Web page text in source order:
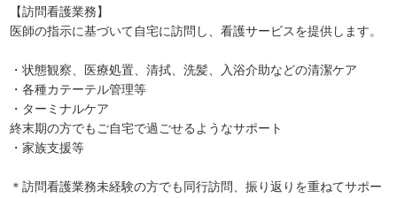
【訪問看護業務】
医師の指示に基づいて自宅に訪問し、看護サービスを提供します。
・状態観察、医療処置、清拭、洗髪、入浴介助などの清潔ケア
・各種カテーテル管理等
・ターミナルケア
終末期の方でもご自宅で過ごせるようなサポート
・家族支援等
＊訪問看護業務未経験の方でも同行訪問、振り返りを重ねてサポー